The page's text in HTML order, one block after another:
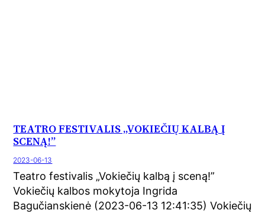
TEATRO FESTIVALIS „VOKIEČIŲ KALBĄ Į
SCENĄ!”
2023-06-13
Teatro festivalis „Vokiečių kalbą į sceną!”
Vokiečių kalbos mokytoja Ingrida
Bagučianskienė (2023-06-13 12:41:35) Vokiečių